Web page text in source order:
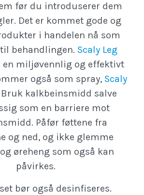
før du introduserer dem
Det er kommet gode og
i handelen nå som
behandlingen. Scaly Leg
en miljøvennlig og effektivt
også som spray, Scaly
Bruk kalkbeinsmidd salve
som en barriere mot
Påfør føttene fra
og ned, og ikke glemme
øreheng som også kan
påvirkes.
bør også desinfiseres.